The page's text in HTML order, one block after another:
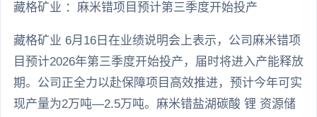
藏格矿业 ：麻米错项目预计第三季度开始投产
藏格矿业 6月16日在业绩说明会上表示，公司麻米错项
目预计2026年第三季度开始投产，届时将进入产能释放
期。公司正全力以赴保障项目高效推进，预计今年可实
现产量为2万吨—2.5万吨。麻米错盐湖碳酸 锂 资源储